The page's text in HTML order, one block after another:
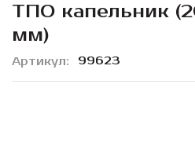
ТПО капельник
мм)
Артикул 99623